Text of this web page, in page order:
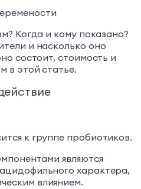
Когда и кому показано?
и насколько оно
состоит, стоимость и
в этой статье.
к группе пробиотиков.
являются
характера,
влиянием.